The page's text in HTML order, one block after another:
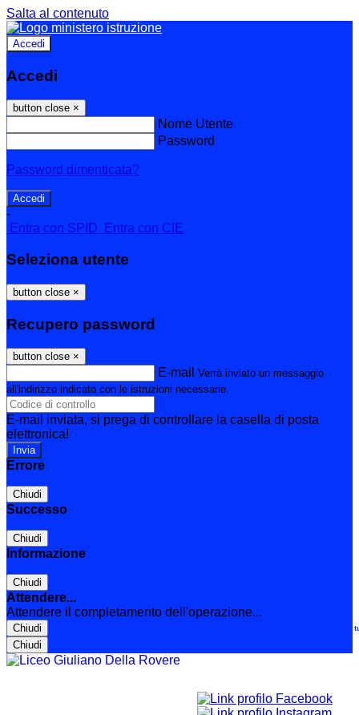
Salta al contenuto
Accedi
Accedi
button close ×
Nome Utente
Password
Password dimenticata?
-
Entra con SPID
Entra con CIE
Seleziona utente
button close ×
Recupero password
button close ×
E-mail Verrà inviato un messaggio
all'indirizzo indicato con le istruzioni necessarie.
E-mail inviata, si prega di controllare la casella di posta
elettronica!
Errore
Chiudi
Successo
Chiudi
Informazione
Chiudi
Attendere...
Attendere il completamento dell'operazione...
Chiudi
Chiudi
Le